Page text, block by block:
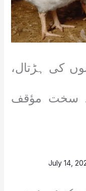
کی ہڑتال،
سخت مؤقف
July 14,